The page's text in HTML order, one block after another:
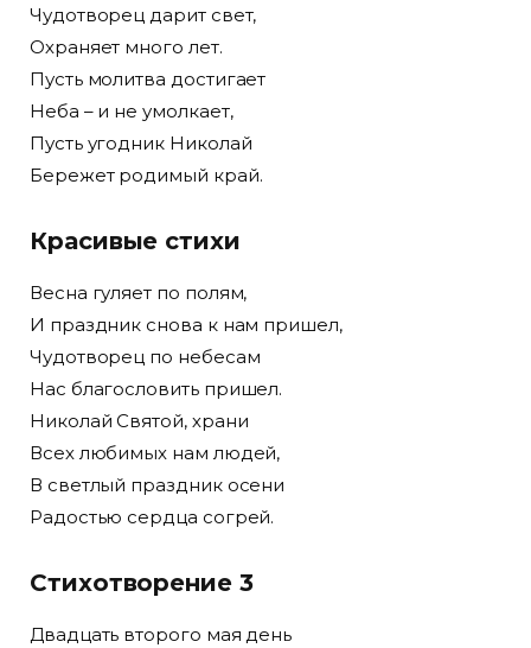
Чудотворец дарит свет,
Охраняет много лет.
Пусть молитва достигает
Неба – и не умолкает,
Пусть угодник Николай
Бережет родимый край.
Красивые стихи
Весна гуляет по полям,
И праздник снова к нам пришел,
Чудотворец по небесам
Нас благословить пришел.
Николай Святой, храни
Всех любимых нам людей,
В светлый праздник осени
Радостью сердца согрей.
Стихотворение 3
Двадцать второго мая день